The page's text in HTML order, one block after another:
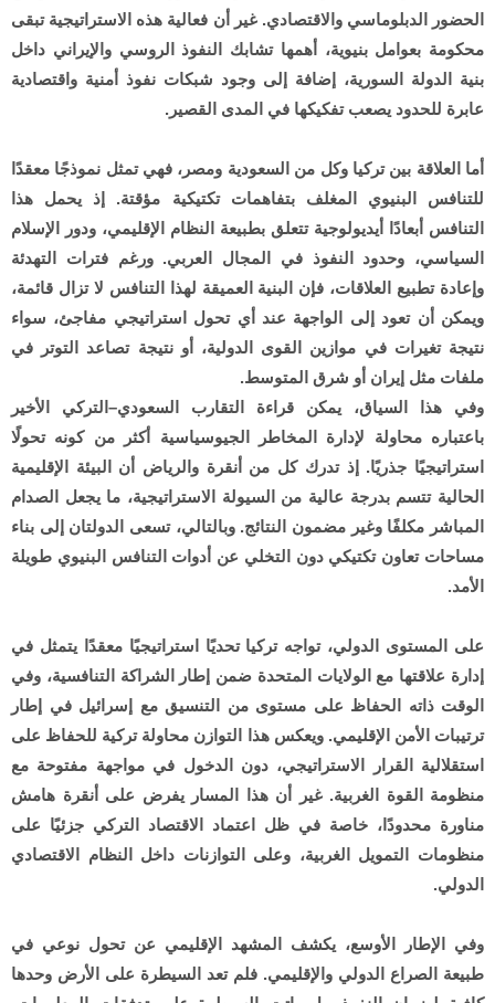
الحضور الدبلوماسي والاقتصادي. غير أن فعالية هذه الاستراتيجية تبقى
محكومة بعوامل بنيوية، أهمها تشابك النفوذ الروسي والإيراني داخل
بنية الدولة السورية، إضافة إلى وجود شبكات نفوذ أمنية واقتصادية
عابرة للحدود يصعب تفكيكها في المدى القصير.
أما العلاقة بين تركيا وكل من السعودية ومصر، فهي تمثل نموذجًا معقدًا
للتنافس البنيوي المغلف بتفاهمات تكتيكية مؤقتة. إذ يحمل هذا
التنافس أبعادًا أيديولوجية تتعلق بطبيعة النظام الإقليمي، ودور الإسلام
السياسي، وحدود النفوذ في المجال العربي. ورغم فترات التهدئة
وإعادة تطبيع العلاقات، فإن البنية العميقة لهذا التنافس لا تزال قائمة،
ويمكن أن تعود إلى الواجهة عند أي تحول استراتيجي مفاجئ، سواء
نتيجة تغيرات في موازين القوى الدولية، أو نتيجة تصاعد التوتر في
ملفات مثل إيران أو شرق المتوسط.
وفي هذا السياق، يمكن قراءة التقارب السعودي–التركي الأخير
باعتباره محاولة لإدارة المخاطر الجيوسياسية أكثر من كونه تحولًا
استراتيجيًا جذريًا. إذ تدرك كل من أنقرة والرياض أن البيئة الإقليمية
الحالية تتسم بدرجة عالية من السيولة الاستراتيجية، ما يجعل الصدام
المباشر مكلفًا وغير مضمون النتائج. وبالتالي، تسعى الدولتان إلى بناء
مساحات تعاون تكتيكي دون التخلي عن أدوات التنافس البنيوي طويلة
الأمد.
على المستوى الدولي، تواجه تركيا تحديًا استراتيجيًا معقدًا يتمثل في
إدارة علاقتها مع الولايات المتحدة ضمن إطار الشراكة التنافسية، وفي
الوقت ذاته الحفاظ على مستوى من التنسيق مع إسرائيل في إطار
ترتيبات الأمن الإقليمي. ويعكس هذا التوازن محاولة تركية للحفاظ على
استقلالية القرار الاستراتيجي، دون الدخول في مواجهة مفتوحة مع
منظومة القوة الغربية. غير أن هذا المسار يفرض على أنقرة هامش
مناورة محدودًا، خاصة في ظل اعتماد الاقتصاد التركي جزئيًا على
منظومات التمويل الغربية، وعلى التوازنات داخل النظام الاقتصادي
الدولي.
وفي الإطار الأوسع، يكشف المشهد الإقليمي عن تحول نوعي في
طبيعة الصراع الدولي والإقليمي. فلم تعد السيطرة على الأرض وحدها